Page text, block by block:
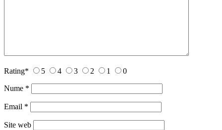
Rating* 5 4 3 2 1 0
Nume *
Email *
Site web